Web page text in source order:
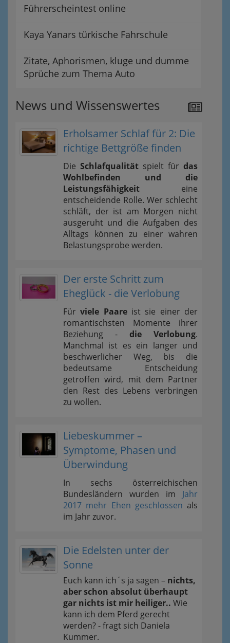
Führerscheintest online
Kaya Yanars türkische Fahrschule
Zitate, Aphorismen, kluge und dumme
Sprüche zum Thema Auto
News und Wissenswertes
Erholsamer Schlaf für 2: Die
richtige Bettgröße finden
Die Schlafqualität spielt für das
Wohlbefinden und die
Leistungsfähigkeit eine
entscheidende Rolle. Wer schlecht
schläft, der ist am Morgen nicht
ausgeruht und die Aufgaben des
Alltags können zu einer wahren
Belastungsprobe werden.
Der erste Schritt zum
Eheglück - die Verlobung
Fürviele Paareist sie einer der
romantischsten Momente ihrer
Beziehung - die Verlobung.
Manchmal ist es ein langer und
beschwerlicher Weg, bis die
bedeutsame Entscheidung
getroffen wird, mit dem Partner
den Rest des Lebens verbringen
zu wollen.
Liebeskummer –
Symptome, Phasen und
Überwindung
In sechs österreichischen
Bundesländern wurden im Jahr
2017 mehr Ehen geschlossen als
im Jahr zuvor.
Die Edelsten unter der
Sonne
Euch kann ich´s ja sagen – nichts,
aber schon absolut überhaupt
gar nichts ist mir heiliger.. Wie
kann ich dem Pferd gerecht
werden? - fragt sich Daniela
Kummer.